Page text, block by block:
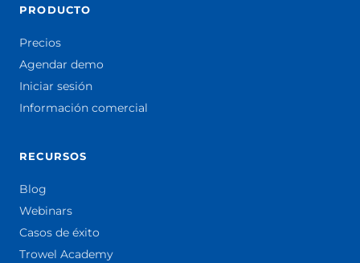
PRODUCTO
Precios
Agendar demo
Iniciar sesión
Información comercial
RECURSOS
Blog
Webinars
Casos de éxito
Trowel Academy